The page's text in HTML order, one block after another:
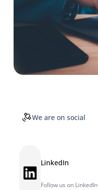
We are on social
LinkedIn LinkedIn
Follow us on LinkedIn